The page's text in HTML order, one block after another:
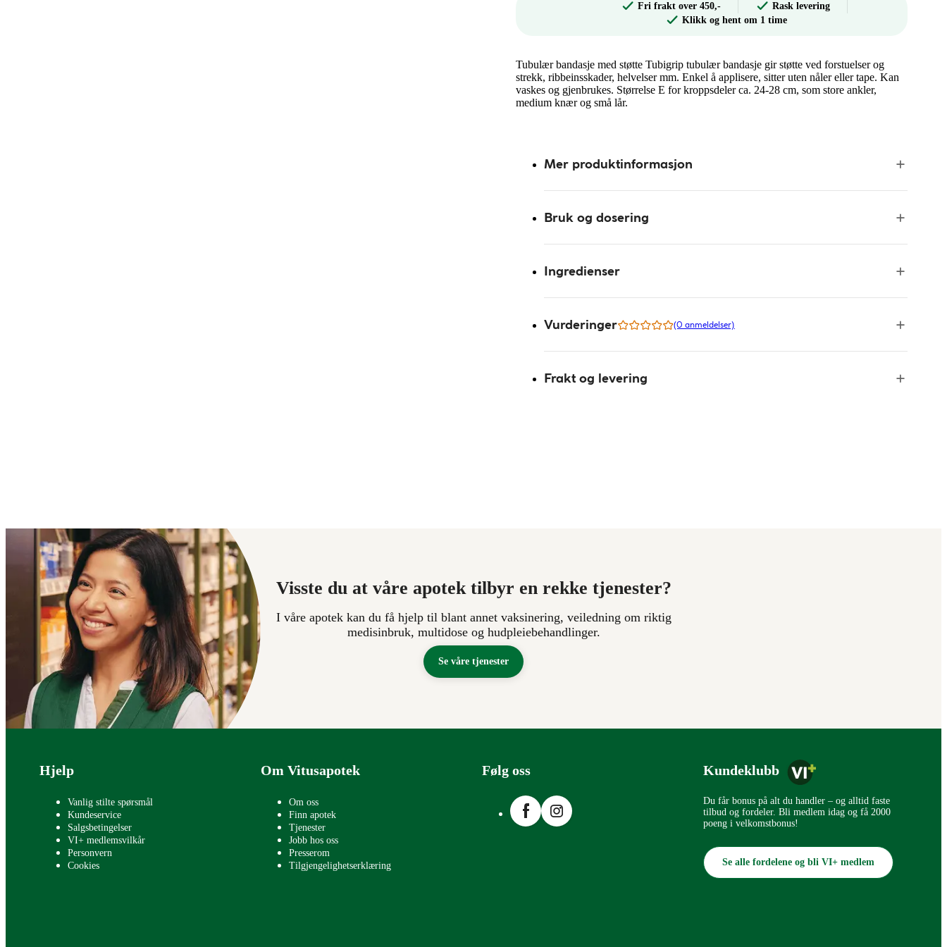
Fri frakt over 450,-
Rask levering
Klikk og hent om 1 time
Tubulær bandasje med støtte Tubigrip tubulær bandasje gir støtte ved forstuelser og
strekk, ribbeinsskader, helvelser mm. Enkel å applisere, sitter uten nåler eller tape. Kan
vaskes og gjenbrukes. Størrelse E for kroppsdeler ca. 24-28 cm, som store ankler,
medium knær og små lår.
Mer produktinformasjon
Bruk og dosering
Ingredienser
Vurderinger (0 anmeldelser)
Frakt og levering
Visste du at våre apotek tilbyr en rekke tjenester?
I våre apotek kan du få hjelp til blant annet vaksinering, veiledning om riktig
medisinbruk, multidose og hudpleiebehandlinger.
Se våre tjenester
Bunntekst
Hjelp
Vanlig stilte spørsmål
Kundeservice
Salgsbetingelser
VI+ medlemsvilkår
Personvern
Cookies
Om Vitusapotek
Om oss
Finn apotek
Tjenester
Jobb hos oss
Presserom
Tilgjengelighetserklæring
Følg oss
FacebookInstagram
Kundeklubb
Du får bonus på alt du handler – og alltid faste
tilbud og fordeler. Bli medlem idag og få 2000
poeng i velkomstbonus!
Se alle fordelene og bli VI+ medlem